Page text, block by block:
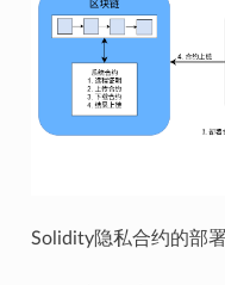
Solidity隐私合约的部